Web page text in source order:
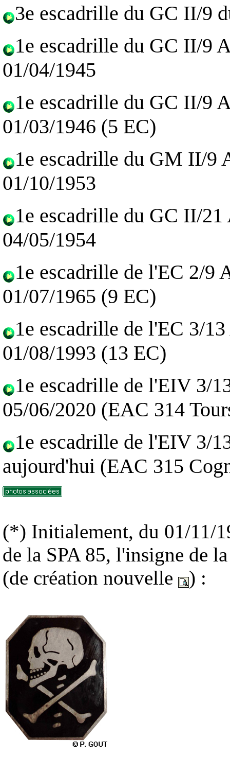
3e escadrille du GC II/9
1e escadrille du GC II/9
01/04/1945
1e escadrille du GC II/9
01/03/1946 (5 EC)
1e escadrille du GM II/9
01/10/1953
1e escadrille du GC II/
04/05/1954
1e escadrille de l'EC 2/9
01/07/1965 (9 EC)
1e escadrille de l'EC 3/
01/08/1993 (13 EC)
1e escadrille de l'EIV 3/
05/06/2020 (EAC 314
1e escadrille de l'EIV 3/
aujourd'hui (EAC 315
(*) Initialement, du 01/11/
de la SPA 85, l'insigne de
(de création nouvelle
) :